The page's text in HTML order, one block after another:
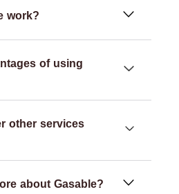
work?
of using
other services
about Gasable?